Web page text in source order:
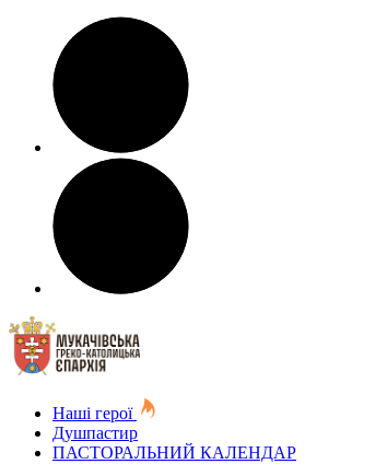
Наші герої
Душпастир
ПАСТОРАЛЬНИЙ КАЛЕНДАР